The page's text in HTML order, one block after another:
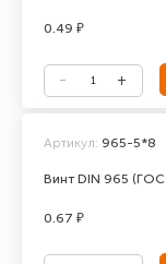
0.49 ₽
Винт DIN 965
Артикул: 965-5*8
0.67 ₽